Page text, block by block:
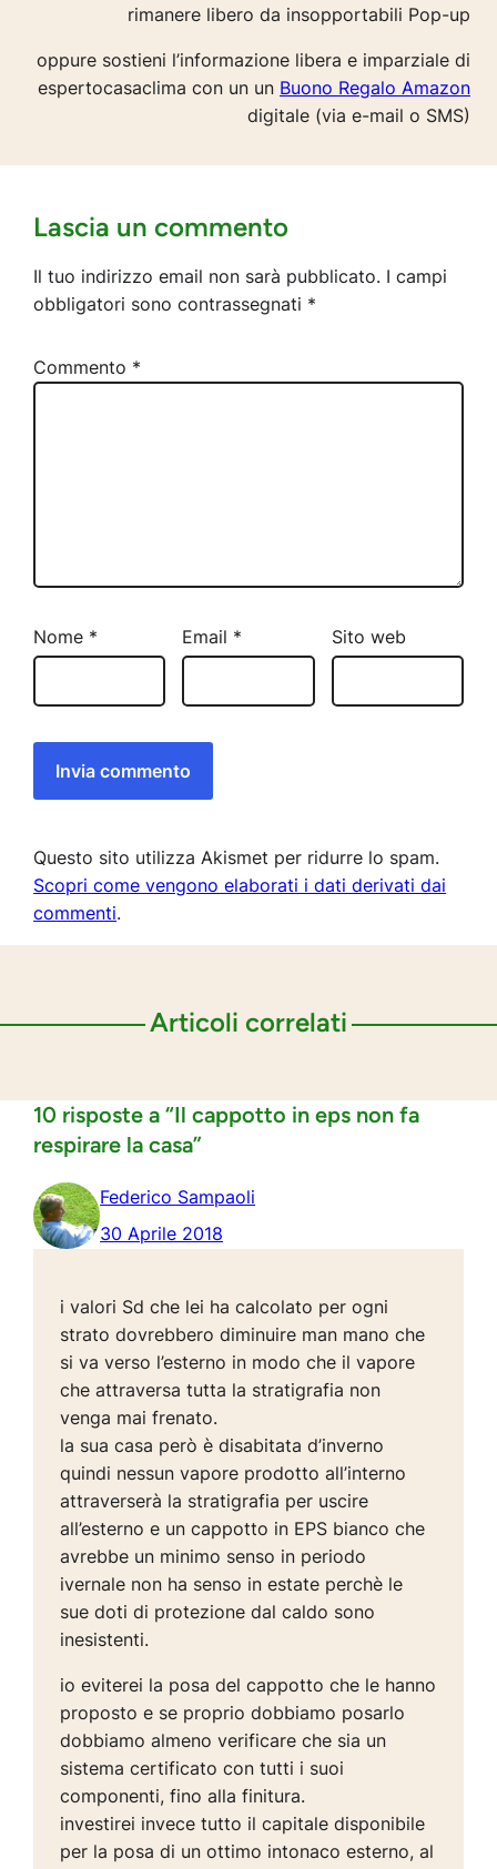
rimanere libero da insopportabili Pop-up
oppure sostieni l’informazione libera e imparziale di
espertocasaclima con un un Buono Regalo Amazon
digitale (via e-mail o SMS)
Lascia un commento
Il tuo indirizzo email non sarà pubblicato. I campi
obbligatori sono contrassegnati *
Commento *
Nome * Email * Sito web
Questo sito utilizza Akismet per ridurre lo spam.
Scopri come vengono elaborati i dati derivati dai
commenti.
Articoli correlati
10 risposte a “Il cappotto in eps non fa
respirare la casa”
Federico Sampaoli
30 Aprile 2018
i valori Sd che lei ha calcolato per ogni
strato dovrebbero diminuire man mano che
si va verso l’esterno in modo che il vapore
che attraversa tutta la stratigrafia non
venga mai frenato.
la sua casa però è disabitata d’inverno
quindi nessun vapore prodotto all’interno
attraverserà la stratigrafia per uscire
all’esterno e un cappotto in EPS bianco che
avrebbe un minimo senso in periodo
ivernale non ha senso in estate perchè le
sue doti di protezione dal caldo sono
inesistenti.
io eviterei la posa del cappotto che le hanno
proposto e se proprio dobbiamo posarlo
dobbiamo almeno verificare che sia un
sistema certificato con tutti i suoi
componenti, fino alla finitura.
investirei invece tutto il capitale disponibile
per la posa di un ottimo intonaco esterno, al